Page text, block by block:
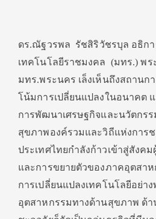
ดร.ณัฐวรพล รัชสิริวัชรบุล อธิก
เทคโนโลยีราชมงคล (มทร.) พร
มทร.พระนคร เล็งเห็นถึงสถาน
โน้มการเปลี่ยนแปลงในอนาคต
การพัฒนาเศรษฐกิจและนวัตกร
สุขภาพองค์รวมและวิถีแห่งการช
ประเทศไทยกำลังก้าวเข้าสู่สังค
และการขยายตัวของภาคอุตสา
การเปลี่ยนแปลงเทคโนโลยีอย่า
อุตสาหกรรมทางด้านสุขภาพ ด้า